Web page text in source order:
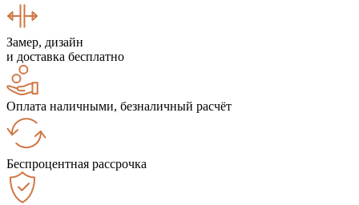
Замер, дизайн
и доставка бесплатно
Оплата наличными, безналичный расчёт
Беспроцентная рассрочка